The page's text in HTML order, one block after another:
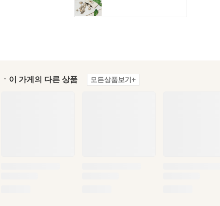
ㆍ이 가게의 다른 상품 모든상품보기+